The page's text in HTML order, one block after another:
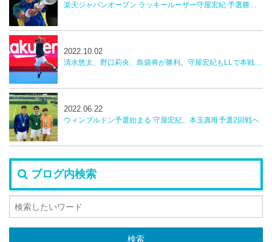
楽天ジャパンオープン ラッキールーザー守屋宏紀 予選勝者野口莉央 勝利 2回戦へ
清水悠太、野口莉央、島袋将が勝利。守屋宏紀もLLで本戦へ！【楽天ジャパンオープンテニス】
2022.10.02
ウィンブルドン予選始まる 守屋宏紀、本玉真唯予選2回戦へ
2022.06.22
ブログ内検索